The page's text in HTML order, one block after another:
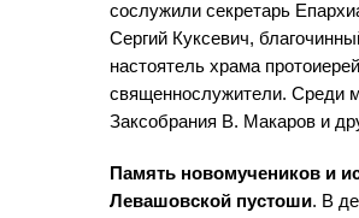
сослужили секретарь
Сергий Куксевич,
настоятель храма
священнослужители. Среди
Заксобрания В. Макаров и
Память новомучеников и
Левашовской пустоши. В